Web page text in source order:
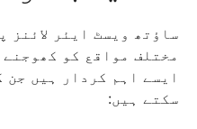
ساؤتھ ویسٹ ایئر لائنز
مختلف مواقع کو
ایسے اہم کردار ہیں
سکتے ہیں: